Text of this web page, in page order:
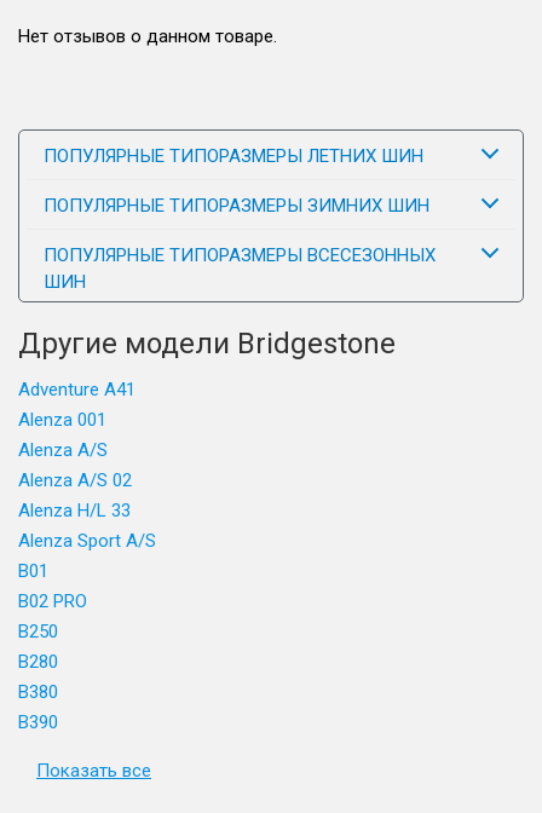
Нет отзывов о данном товаре.
ПОПУЛЯРНЫЕ ТИПОРАЗМЕРЫ ЛЕТНИХ ШИН
ПОПУЛЯРНЫЕ ТИПОРАЗМЕРЫ ЗИМНИХ ШИН
ПОПУЛЯРНЫЕ ТИПОРАЗМЕРЫ ВСЕСЕЗОННЫХ
ШИН
Другие модели Bridgestone
Adventure A41
Alenza 001
Alenza A/S
Alenza A/S 02
Alenza H/L 33
Alenza Sport A/S
B01
B02 PRO
B250
B280
B380
B390
Показать все